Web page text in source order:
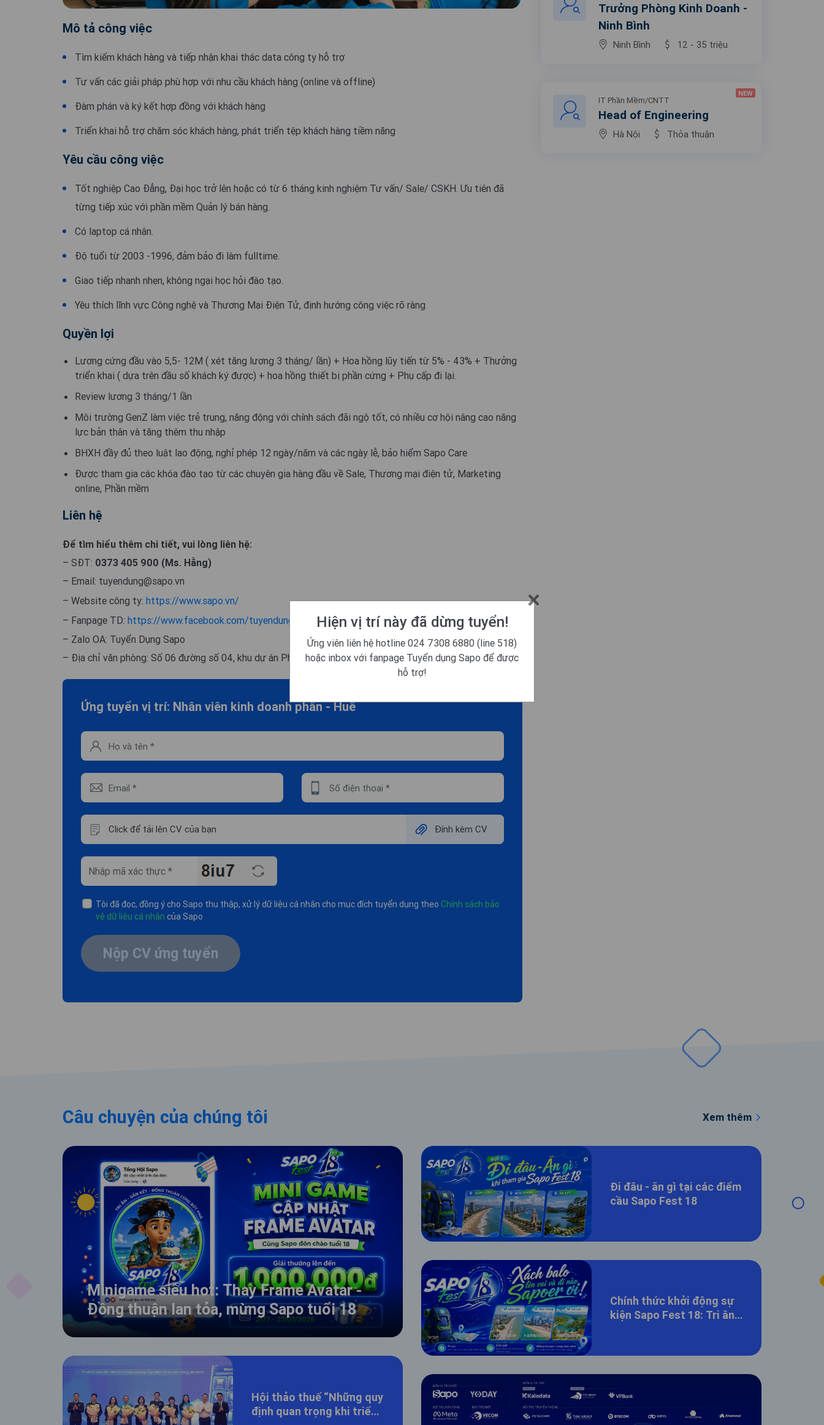
Mô tả công việc
Tìm kiếm khách hàng và tiếp nhận khai thác data công ty hỗ trợ
Tư vấn các giải pháp phù hợp với nhu cầu khách hàng (online và offline)
Đàm phán và ký kết hợp đồng với khách hàng
Triển khai hỗ trợ chăm sóc khách hàng, phát triển tệp khách hàng tiềm năng
Yêu cầu công việc
Tốt nghiệp Cao Đẳng, Đại học trở lên hoặc có từ 6 tháng kinh nghiệm Tư vấn/ Sale/ CSKH. Ưu tiên đã
từng tiếp xúc với phần mềm Quản lý bán hàng.
Có laptop cá nhân.
Độ tuổi từ 2003 -1996, đảm bảo đi làm fulltime.
Giao tiếp nhanh nhẹn, không ngại học hỏi đào tạo.
Yêu thích lĩnh vực Công nghệ và Thương Mại Điện Tử, định hướng công việc rõ ràng
Quyền lợi
Lương cứng đầu vào 5,5- 12M ( xét tăng lương 3 tháng/ lần) + Hoa hồng lũy tiến từ 5% - 43% + Thưởng
triển khai ( dựa trên đầu số khách ký được) + hoa hồng thiết bị phần cứng + Phụ cấp đi lại.
Review lương 3 tháng/1 lần
Môi trường GenZ làm việc trẻ trung, năng động với chính sách đãi ngộ tốt, có nhiều cơ hội nâng cao năng
lực bản thân và tăng thêm thu nhập
BHXH đầy đủ theo luật lao động, nghỉ phép 12 ngày/năm và các ngày lễ, bảo hiểm Sapo Care
Được tham gia các khóa đào tạo từ các chuyên gia hàng đầu về Sale, Thương mại điện tử, Marketing
online, Phần mềm
Liên hệ
Để tìm hiểu thêm chi tiết, vui lòng liên hệ:
– SĐT: 0373 405 900 (Ms. Hằng)
– Email: tuyendung@sapo.vn
– Website công ty: https://www.sapo.vn/
– Fanpage TD: https://www.facebook.com/tuyendungsapo/
– Zalo OA: Tuyển Dụng Sapo
– Địa chỉ văn phòng: Số 06 đường số 04, khu dự án Phú Xuân City, phường An Cựu, TP Huế
Ứng tuyển vị trí: Nhân viên kinh doanh phần - Huế
Click để tải lên CV của bạn
Tôi đã đọc, đồng ý cho Sapo thu thập, xử lý dữ liệu cá nhân cho mục đích tuyển dụng theo Chính sách bảo
vệ dữ liệu cá nhân của Sapo
Nộp CV ứng tuyển
Trưởng Phòng Kinh Doanh -
Ninh Bình
Ninh Bình 12 - 35 triệu
NEW
IT Phần Mềm/CNTT
Head of Engineering
Hà Nội Thỏa thuận
Câu chuyện của chúng tôi Xem thêm
Minigame siêu hot: Thay Frame Avatar -
Đồng thuận lan tỏa, mừng Sapo tuổi 18
Hội thảo thuế “Những quy
định quan trọng khi triển
Đi đâu - ăn gì tại các điểm
cầu Sapo Fest 18
Chính thức khởi động sự
kiện Sapo Fest 18: Tri ân
×
Hiện vị trí này đã dừng tuyển!
Ứng viên liên hệ hotline 024 7308 6880 (line 518)
hoặc inbox với fanpage Tuyển dụng Sapo để được
hỗ trợ!